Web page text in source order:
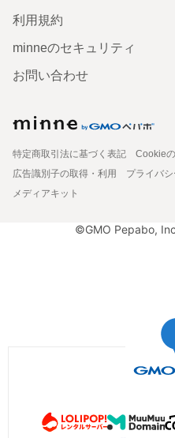
利用規約
minneのセキュリティ
お問い合わせ
特定商取引法に基づく表記
Cookie
広告識別子の取得・利用
プライバ
メディアキット
©GMO Pepabo,